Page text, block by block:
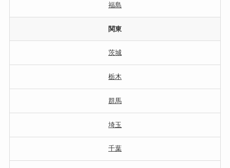
福島
関東
茨城
栃木
群馬
埼玉
千葉